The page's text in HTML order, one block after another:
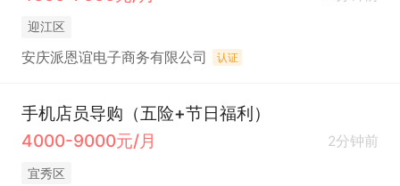
迎江区
安庆派恩谊电子商务有限公司 认证
手机店员导购（五险+节日福利）
4000-9000元/月
2分钟前
宜秀区